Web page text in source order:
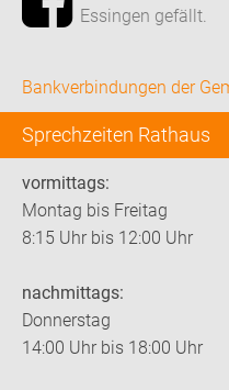
Essingen gefällt.
Bankverbindungen der
Sprechzeiten Rathaus
vormittags:
Montag bis Freitag
8:15 Uhr bis 12:00 Uhr
nachmittags:
Donnerstag
14:00 Uhr bis 18:00 Uhr